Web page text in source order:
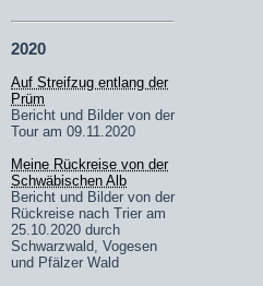
2020
Auf Streifzug entlang der
Prüm
Bericht und Bilder von der
Tour am 09.11.2020
Meine Rückreise von der
Schwäbischen Alb
Bericht und Bilder von der
Rückreise nach Trier am
25.10.2020 durch
Schwarzwald, Vogesen
und Pfälzer Wald